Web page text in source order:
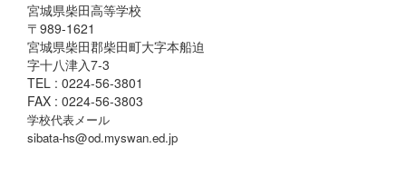
宮城県柴田高等学校
〒989-1621
宮城県柴田郡柴田町大字本船迫
字十八津入7-3
TEL : 0224-56-3801
FAX : 0224-56-3803
学校代表メール
sibata-hs@od.myswan.ed.jp